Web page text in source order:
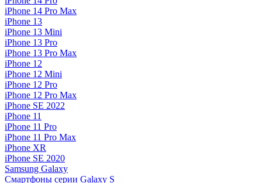
iPhone 14 Pro Max
iPhone 13
iPhone 13 Mini
iPhone 13 Pro
iPhone 13 Pro Max
iPhone 12
iPhone 12 Mini
iPhone 12 Pro
iPhone 12 Pro Max
iPhone SE 2022
iPhone 11
iPhone 11 Pro
iPhone 11 Pro Max
iPhone XR
iPhone SE 2020
Samsung Galaxy
Смартфоны серии Galaxy S